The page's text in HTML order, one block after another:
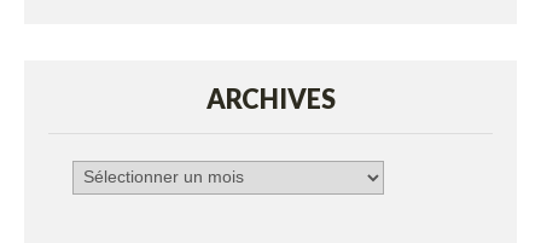
ARCHIVES
Archives